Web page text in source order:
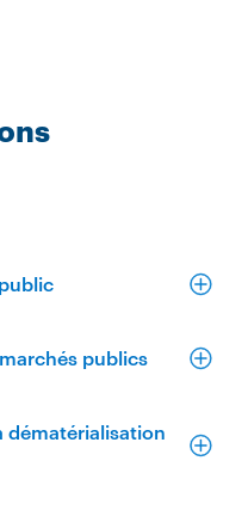
publics
dématérialisation